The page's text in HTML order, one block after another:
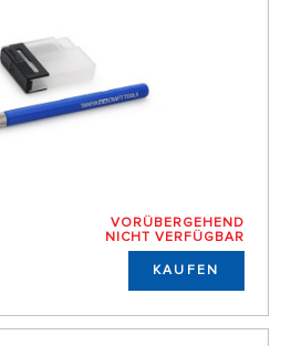
VORÜBERGEHEND
NICHT VERFÜGBAR
KAUFEN